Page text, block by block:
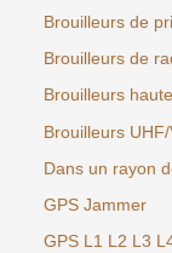
Brouilleurs de
Brouilleurs de
Brouilleurs
Brouilleurs UHF/
Dans un rayon
GPS Jammer
GPS L1 L2 L3